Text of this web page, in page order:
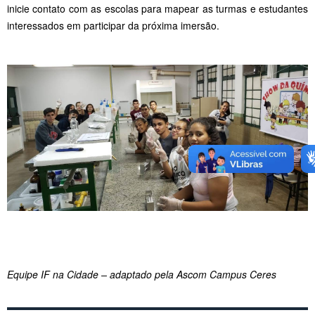
inicie contato com as escolas para mapear as turmas e estudantes
interessados em participar da próxima imersão.
Equipe IF na Cidade – adaptado pela Ascom Campus Ceres